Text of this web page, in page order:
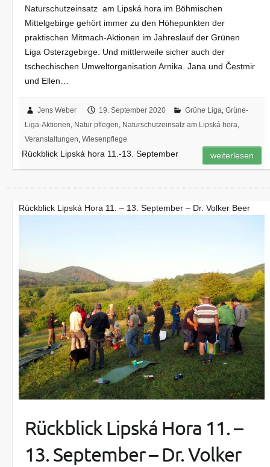
Naturschutzeinsatz am Lipská hora im Böhmischen
Mittelgebirge gehört immer zu den Höhepunkten der
praktischen Mitmach-Aktionen im Jahreslauf der Grünen
Liga Osterzgebirge. Und mittlerweile sicher auch der
tschechischen Umweltorganisation Arnika. Jana und Čestmir
und Ellen…
Jens Weber 19. September 2020 Grüne Liga,Grüne-
Liga-Aktionen, Natur pflegen, Naturschutzeinsatz am Lipská hora,
Veranstaltungen,Wiesenpflege
Rückblick Lipská hora 11.-13. September weiterlesen
Rückblick Lipská Hora 11. – 13. September – Dr. Volker Beer
Rückblick Lipská Hora 11. –
13. September – Dr. Volker